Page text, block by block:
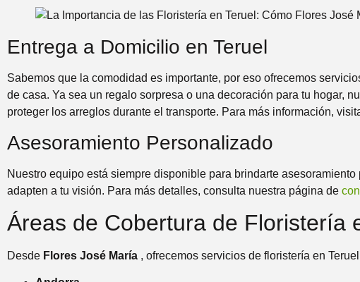
Entrega a Domicilio en Teruel
Sabemos que la comodidad es importante, por eso ofrecemos
de casa. Ya sea un regalo sorpresa o una decoración para tu hogar,
proteger los arreglos durante el transporte. Para más información,
Asesoramiento Personalizado
Nuestro equipo está siempre disponible para brindarte
adapten a tu visión. Para más detalles, consulta nuestra página de
Áreas de Cobertura de Floristería
Desde Flores José María , ofrecemos servicios de floristería en